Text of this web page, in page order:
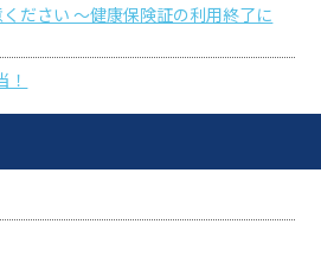
ださい ～健康保険証の利用終了に
！